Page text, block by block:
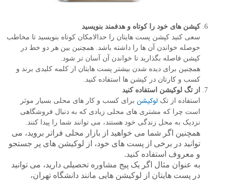
کپشن های خود را کوتاه و هدفمند بنویسید
سعی کنید کپشن پست هایتان را حدالامکان کوتاه بنویسید تا مخاطب
حوصله خواندن آن ها را داشته باشد. همچنین بین هر دو خط در
کپشن فاصله بگذارید تا خواندن آن آسان تر شود.
همچنین برای دیده شدن بیشتر پست هایتان از کلمه کلیدی برند و
کسب و کارتان در کپشن ها استفاده کنید.
از تگ لوکیشن استفاده کنید
استفاده از تک لوکیشن برای کسب و کار های محلی بسیار موثر
است چرا که مشتری های محلی زیادی که به دنبال فروشگاهی
نزدیک به محل زندگی خود هستند، می توانند شما را پیدا کنند.
همچنین اگر شما می خواهید از بازار محلی فراتر بروید، می
توانید در برخی از پست های خود، از لوکیشن های پر جستجو
و معروف استفاده کنید.
به عنوان مثال اگر یک پیج مشاوره تحصیلی دارید، می توانید
در پست هایتان از لوکیشن هایی مانند دانشگاه تهران،